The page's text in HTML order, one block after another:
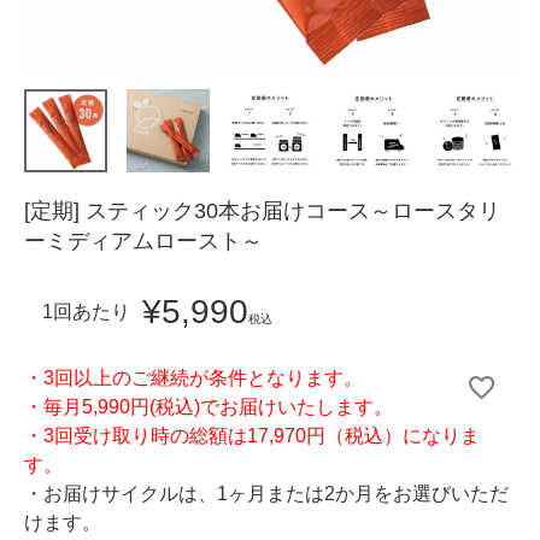
[定期] スティック30本お届けコース～ロースタリ
ーミディアムロースト～
1回あたり ¥5,990税込
・3回以上のご継続が条件となります。
・毎月5,990円(税込)でお届けいたします。
・3回受け取り時の総額は17,970円（税込）になりま
す。
・お届けサイクルは、1ヶ月または2か月をお選びいただ
けます。